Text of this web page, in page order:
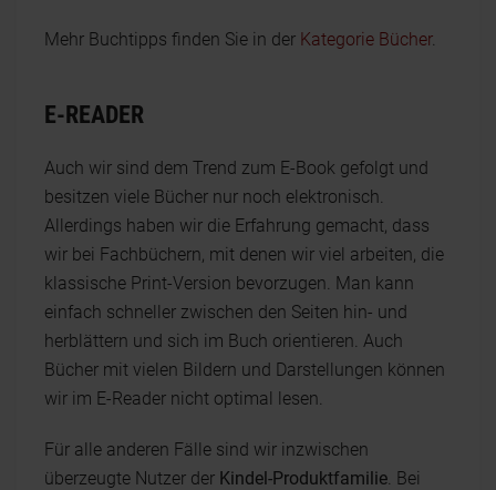
Mehr Buchtipps finden Sie in der Kategorie Bücher.
E-READER
Auch wir sind dem Trend zum E-Book gefolgt und
besitzen viele Bücher nur noch elektronisch.
Allerdings haben wir die Erfahrung gemacht, dass
wir bei Fachbüchern, mit denen wir viel arbeiten, die
klassische Print-Version bevorzugen. Man kann
einfach schneller zwischen den Seiten hin- und
herblättern und sich im Buch orientieren. Auch
Bücher mit vielen Bildern und Darstellungen können
wir im E-Reader nicht optimal lesen.
Für alle anderen Fälle sind wir inzwischen
überzeugte Nutzer der Kindel-Produktfamilie. Bei